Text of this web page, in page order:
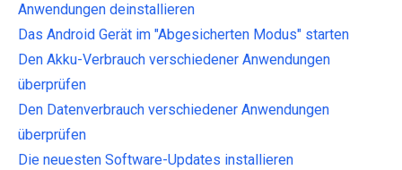
Anwendungen deinstallieren
Das Android Gerät im "Abgesicherten Modus" starten
Den Akku-Verbrauch verschiedener Anwendungen
überprüfen
Den Datenverbrauch verschiedener Anwendungen
überprüfen
Die neuesten Software-Updates installieren